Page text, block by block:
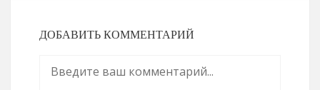
ДОБАВИТЬ КОММЕНТАРИЙ